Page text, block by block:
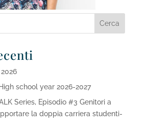
school year 2026-2027
Series, Episodio #3 Genitori a
la doppia carriera studenti-